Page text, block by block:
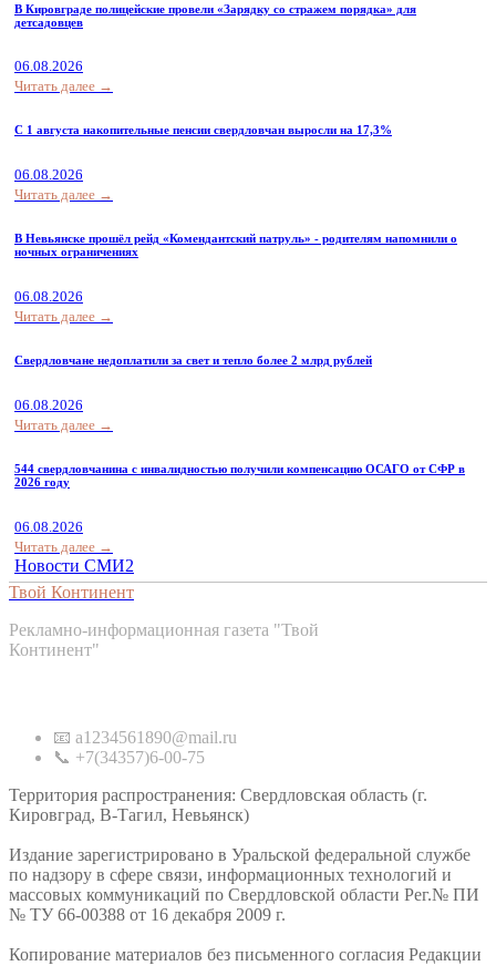
В Кировграде полицейские провели «Зарядку со стражем порядка» для
детсадовцев
06.08.2026
Читать далее →
С 1 августа накопительные пенсии свердловчан выросли на 17,3%
06.08.2026
Читать далее →
В Невьянске прошёл рейд «Комендантский патруль» - родителям напомнили о
ночных ограничениях
06.08.2026
Читать далее →
Свердловчане недоплатили за свет и тепло более 2 млрд рублей
06.08.2026
Читать далее →
544 свердловчанина с инвалидностью получили компенсацию ОСАГО от СФР в
2026 году
06.08.2026
Читать далее →
Новости СМИ2
Твой Континент
Рекламно-информационная газета "Твой
Континент"
📧 a1234561890@mail.ru
📞 +7(34357)6-00-75
Территория распространения: Свердловская область (г.
Кировград, В-Тагил, Невьянск)
Издание зарегистрировано в Уральской федеральной службе
по надзору в сфере связи, информационных технологий и
массовых коммуникаций по Свердловской области Рег.№ ПИ
№ ТУ 66-00388 от 16 декабря 2009 г.
Копирование материалов без письменного согласия Редакции